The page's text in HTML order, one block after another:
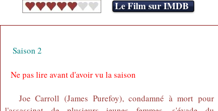
Le Film sur IMDB
Saison 2
Ne pas lire avant d'avoir vu la saison
Joe Carroll (James Purefoy), condamné à mort pour